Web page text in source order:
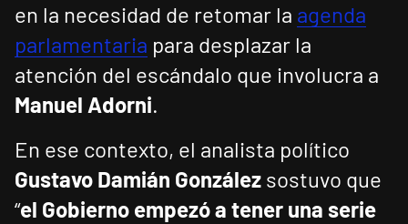
en la necesidad de retomar la agenda
parlamentaria para desplazar la
atención del escándalo que involucra a
Manuel Adorni.
En ese contexto, el analista político
Gustavo Damián González sostuvo que
“el Gobierno empezó a tener una serie